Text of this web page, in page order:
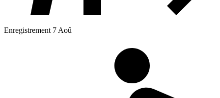
Enregistrement 7 Aoû